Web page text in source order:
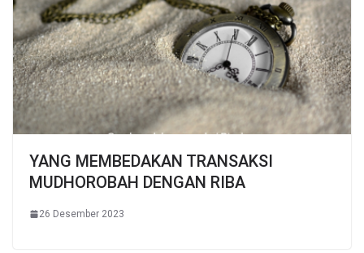
YANG MEMBEDAKAN TRANSAKSI
MUDHOROBAH DENGAN RIBA
26 Desember 2023